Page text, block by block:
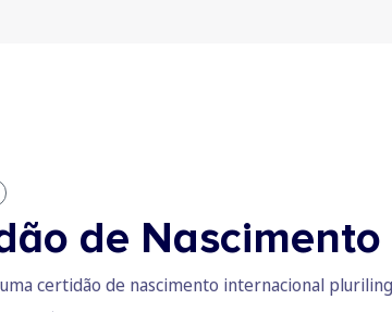
de
certidão de nascimento internacional